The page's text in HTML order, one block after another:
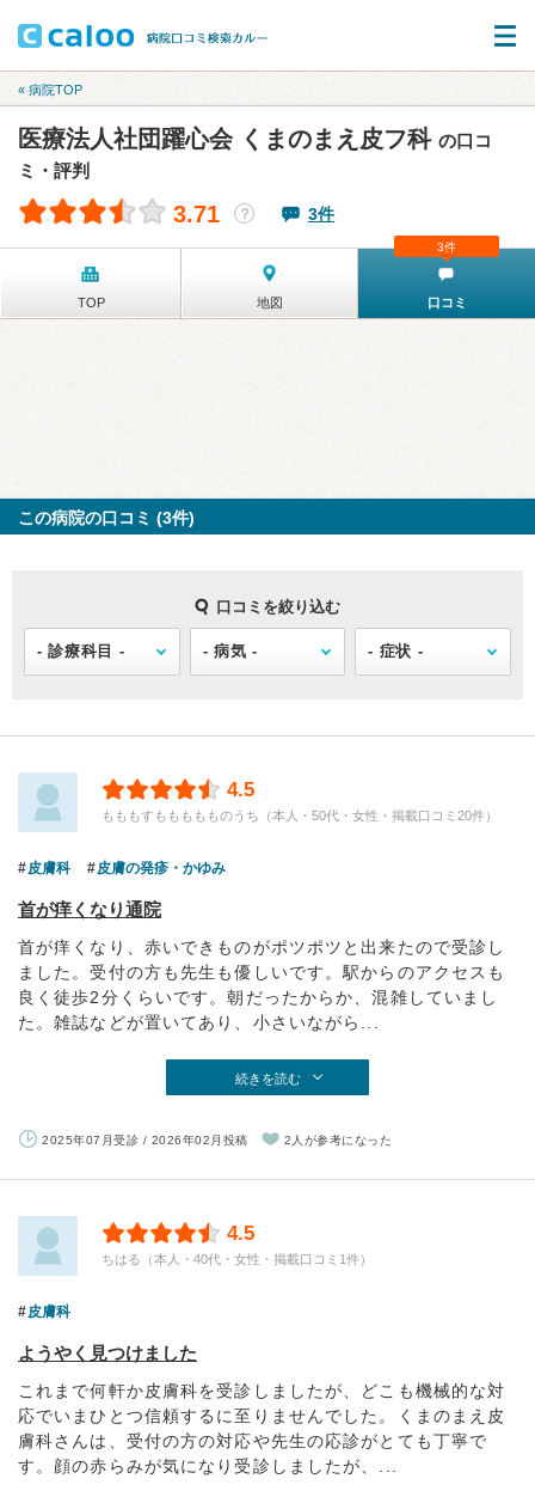
« 病院TOP
医療法人社団躍心会 くまのまえ皮フ科 の口コ
ミ・評判
3.71 ？ 3件
TOP 地図 口コミ
3件
この病院の口コミ (3件)
口コミを絞り込む
4.5
もももすももももものうち（本人・50代・女性・掲載口コミ20件）
皮膚科 皮膚の発疹・かゆみ
首が痒くなり通院
首が痒くなり、赤いできものがポツポツと出来たので受診し
ました。受付の方も先生も優しいです。駅からのアクセスも
良く徒歩2分くらいです。朝だったからか、混雑していまし
た。雑誌などが置いてあり、小さいながら...
続きを読む
2025年07月受診 / 2026年02月投稿 2人が参考になった
4.5
ちはる（本人・40代・女性・掲載口コミ1件）
皮膚科
ようやく見つけました
これまで何軒か皮膚科を受診しましたが、どこも機械的な対
応でいまひとつ信頼するに至りませんでした。くまのまえ皮
膚科さんは、受付の方の対応や先生の応診がとても丁寧で
す。顔の赤らみが気になり受診しましたが、...